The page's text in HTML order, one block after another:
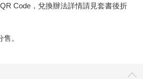
Code，兌換辦法詳情請見套書後折
。